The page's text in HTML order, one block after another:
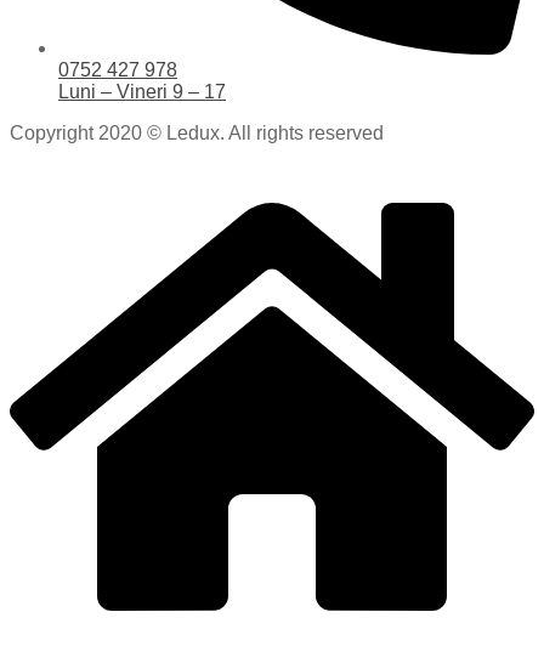
0752 427 978
Luni – Vineri 9 – 17
Copyright 2020 © Ledux. All rights reserved